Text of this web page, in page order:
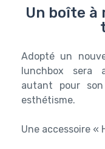
Un boîte à
Adopté un
lunchbox sera
autant pour
esthétisme.
Une accessoire «